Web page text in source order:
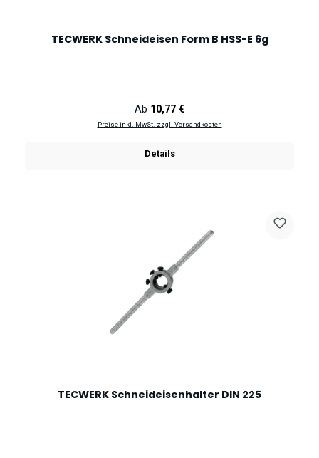
TECWERK Schneideisen Form B HSS-E 6g
Regulärer Preis:
Ab 10,77 €
Preise inkl. MwSt. zzgl. Versandkosten
Details
TECWERK Schneideisenhalter DIN 225